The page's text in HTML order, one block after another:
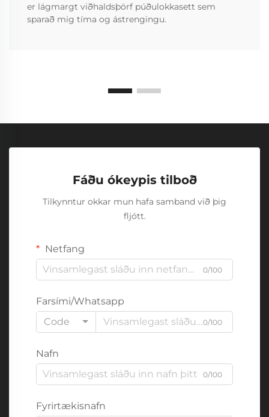
er lágmargt viðhaldsþörf púðulokkasett sem
sparað mig tíma og ástrengingu.
Fáðu ókeypis tilboð
Tilkynntur okkar mun hafa samband við þig
fljótt.
Netfang
0/100
Farsími/Whatsapp
Code
0/100
Nafn
0/100
Fyrirtækisnafn